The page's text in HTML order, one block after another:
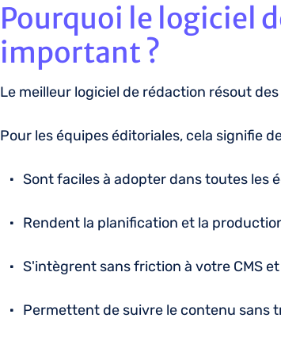
Pourquoi le logiciel
important ?
Le meilleur logiciel de rédaction résout
Pour les équipes éditoriales, cela signifie
Sont faciles à adopter dans toutes les
Rendent la planification et la
S'intègrent sans friction à votre CMS
Permettent de suivre le contenu sans